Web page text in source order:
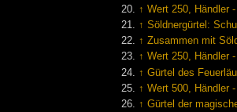
↑ Wert 250, Händler
↑ Söldnergürtel:
↑ Zusammen mit
↑ Wert 250, Händler
↑ Gürtel des
↑ Wert 500, Händler
↑ Gürtel der